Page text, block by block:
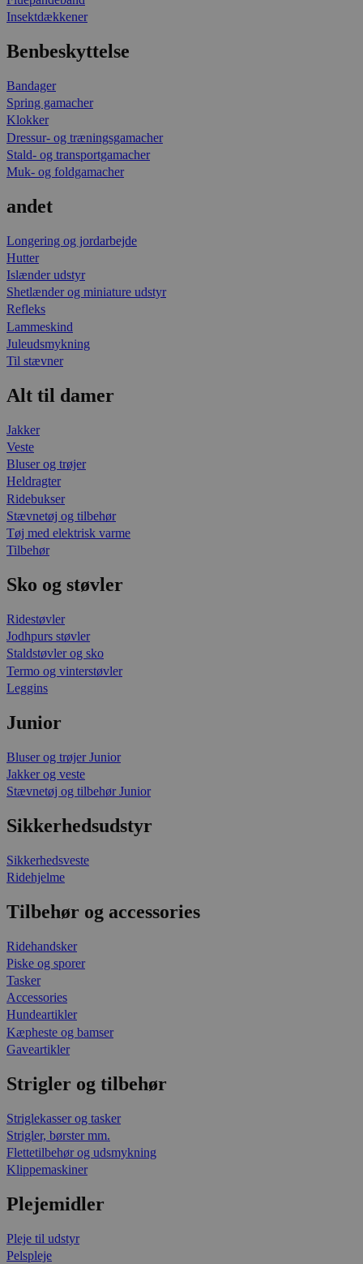
Insektdækkener
Benbeskyttelse
Bandager
Spring gamacher
Klokker
Dressur- og træningsgamacher
Stald- og transportgamacher
Muk- og foldgamacher
andet
Longering og jordarbejde
Hutter
Islænder udstyr
Shetlænder og miniature udstyr
Refleks
Lammeskind
Juleudsmykning
Til stævner
Alt til damer
Jakker
Veste
Bluser og trøjer
Heldragter
Ridebukser
Stævnetøj og tilbehør
Tøj med elektrisk varme
Tilbehør
Sko og støvler
Ridestøvler
Jodhpurs støvler
Staldstøvler og sko
Termo og vinterstøvler
Leggins
Junior
Bluser og trøjer Junior
Jakker og veste
Stævnetøj og tilbehør Junior
Sikkerhedsudstyr
Sikkerhedsveste
Ridehjelme
Tilbehør og accessories
Ridehandsker
Piske og sporer
Tasker
Accessories
Hundeartikler
Kæpheste og bamser
Gaveartikler
Strigler og tilbehør
Striglekasser og tasker
Strigler, børster mm.
Flettetilbehør og udsmykning
Klippemaskiner
Plejemidler
Pleje til udstyr
Pelspleje